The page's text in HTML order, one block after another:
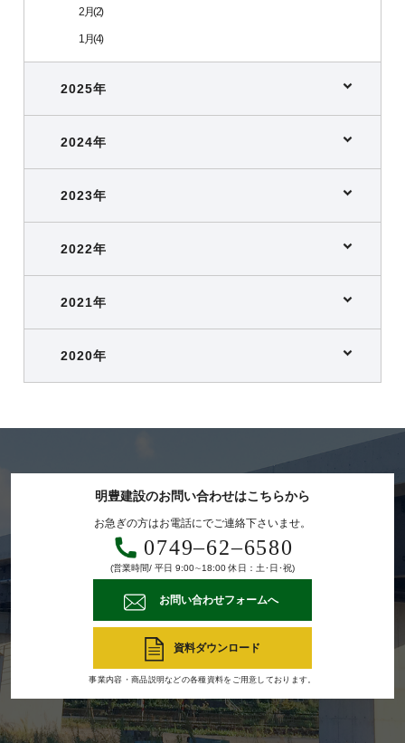
2月(2)
1月(4)
2025年
2024年
2023年
2022年
2021年
2020年
明豊建設のお問い合わせはこちらから
お急ぎの方はお電話にでご連絡下さいませ。
0749‒62‒6580
(営業時間/ 平日 9:00∼18:00 休日：土･日･祝)
お問い合わせフォームへ
資料ダウンロード
事業内容・商品説明などの各種資料をご用意しております。